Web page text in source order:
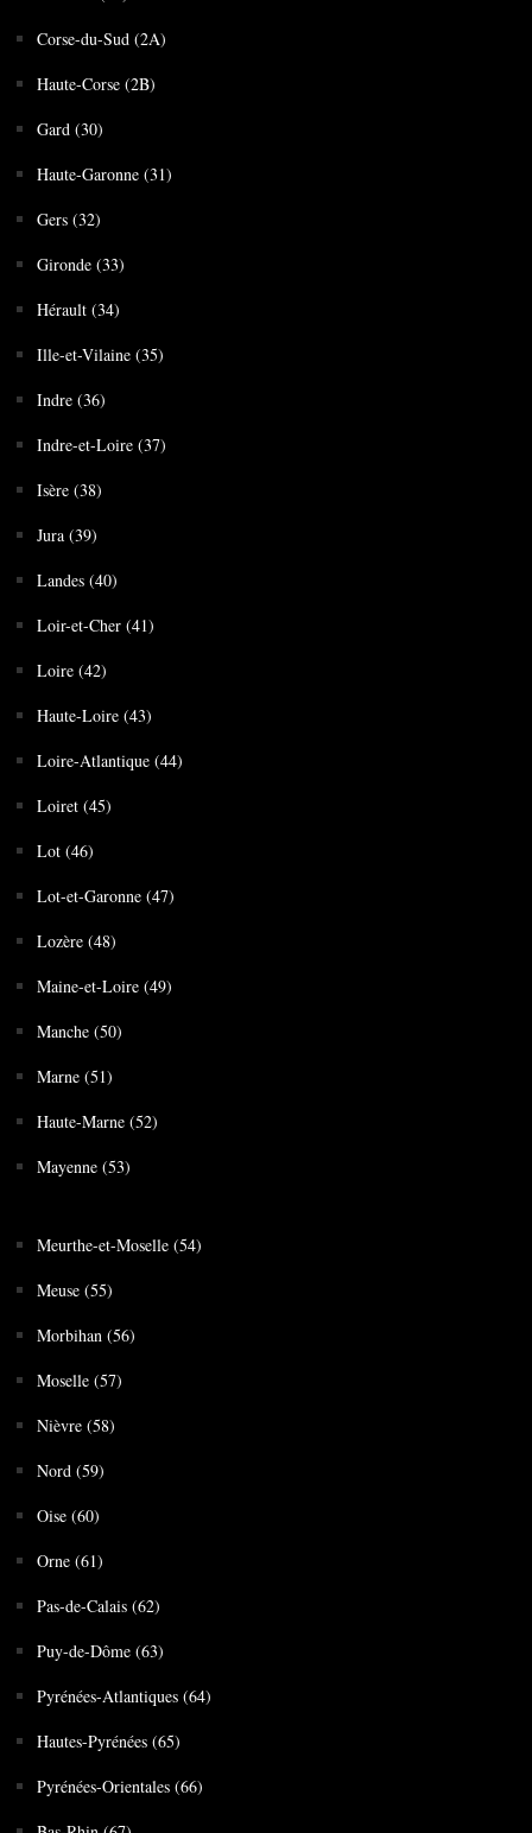
Corse-du-Sud (2A)
Haute-Corse (2B)
Gard (30)
Haute-Garonne (31)
Gers (32)
Gironde (33)
Hérault (34)
Ille-et-Vilaine (35)
Indre (36)
Indre-et-Loire (37)
Isère (38)
Jura (39)
Landes (40)
Loir-et-Cher (41)
Loire (42)
Haute-Loire (43)
Loire-Atlantique (44)
Loiret (45)
Lot (46)
Lot-et-Garonne (47)
Lozère (48)
Maine-et-Loire (49)
Manche (50)
Marne (51)
Haute-Marne (52)
Mayenne (53)
Meurthe-et-Moselle (54)
Meuse (55)
Morbihan (56)
Moselle (57)
Nièvre (58)
Nord (59)
Oise (60)
Orne (61)
Pas-de-Calais (62)
Puy-de-Dôme (63)
Pyrénées-Atlantiques (64)
Hautes-Pyrénées (65)
Pyrénées-Orientales (66)